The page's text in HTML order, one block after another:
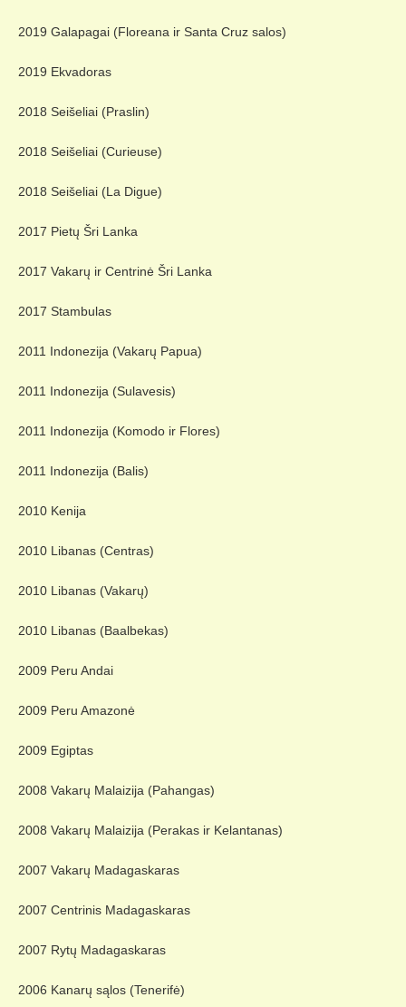
2019 Galapagai (Floreana ir Santa Cruz salos)
2019 Ekvadoras
2018 Seišeliai (Praslin)
2018 Seišeliai (Curieuse)
2018 Seišeliai (La Digue)
2017 Pietų Šri Lanka
2017 Vakarų ir Centrinė Šri Lanka
2017 Stambulas
2011 Indonezija (Vakarų Papua)
2011 Indonezija (Sulavesis)
2011 Indonezija (Komodo ir Flores)
2011 Indonezija (Balis)
2010 Kenija
2010 Libanas (Centras)
2010 Libanas (Vakarų)
2010 Libanas (Baalbekas)
2009 Peru Andai
2009 Peru Amazonė
2009 Egiptas
2008 Vakarų Malaizija (Pahangas)
2008 Vakarų Malaizija (Perakas ir Kelantanas)
2007 Vakarų Madagaskaras
2007 Centrinis Madagaskaras
2007 Rytų Madagaskaras
2006 Kanarų sąlos (Tenerifė)